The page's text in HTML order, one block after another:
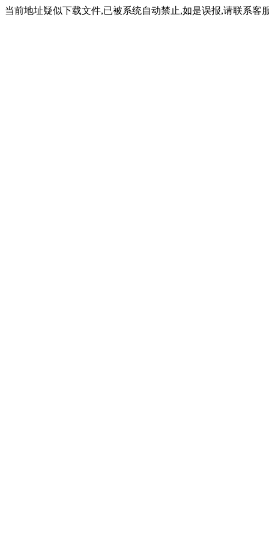
当前地址疑似下载文件,已被系统自动禁止,如是误报,请联系客